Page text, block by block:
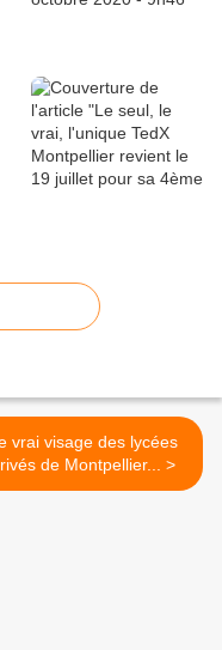
vrai visage des lycées
privés de Montpellier... >